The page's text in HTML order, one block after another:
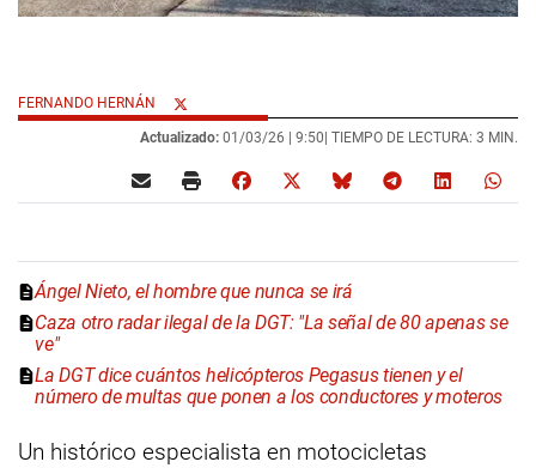
FERNANDO HERNÁN
Actualizado: 01/03/26 | 9:50 | TIEMPO DE LECTURA: 3 MIN.
Ángel Nieto, el hombre que nunca se irá
Caza otro radar ilegal de la DGT: "La señal de 80 apenas se
ve"
La DGT dice cuántos helicópteros Pegasus tienen y el
número de multas que ponen a los conductores y moteros
Un histórico especialista en motocicletas